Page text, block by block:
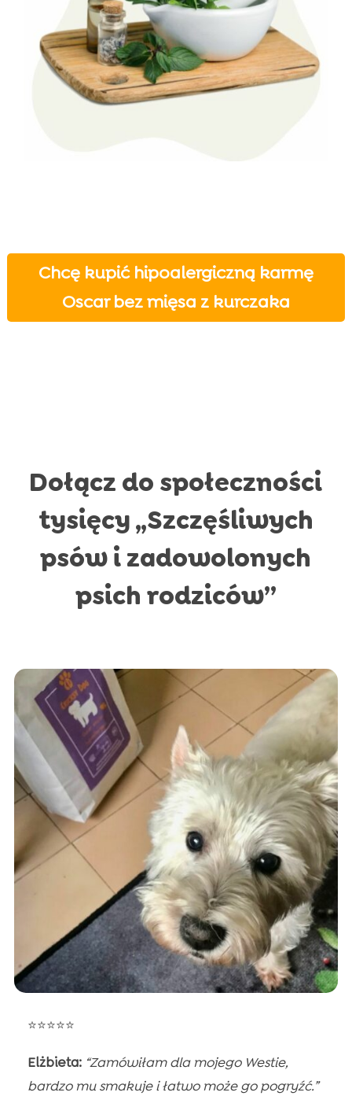
Chcę kupić hipoalergiczną karmę
Oscar bez mięsa z kurczaka
Dołącz do społeczności
tysięcy „Szczęśliwych
psów i zadowolonych
psich rodziców”
⭐⭐⭐⭐⭐
Elżbieta: “Zamówiłam dla mojego Westie,
bardzo mu smakuje i łatwo może go pogryźć.”